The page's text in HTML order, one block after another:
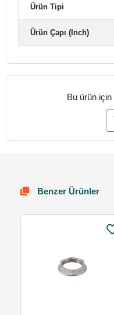
Ürün Tipi
Ürün Çapı (Inch)
Bu ürün için
Benzer Ürünler